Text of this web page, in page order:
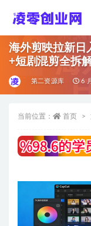
海外剪映拉新日
+短剧混剪全拆
第二资源库 6
当前位置： 首页